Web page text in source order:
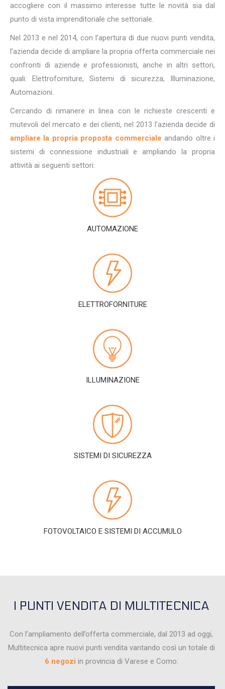
accogliere con il massimo interesse tutte le novità sia dal
punto di vista imprenditoriale che settoriale.
Nel 2013 e nel 2014, con l’apertura di due nuovi punti vendita,
l’azienda decide di ampliare la propria offerta commerciale nei
confronti di aziende e professionisti, anche in altri settori,
quali: Elettroforniture, Sistemi di sicurezza, Illuminazione,
Automazioni.
Cercando di rimanere in linea con le richieste crescenti e
mutevoli del mercato e dei clienti, nel 2013 l’azienda decide di
ampliare la propria proposta commerciale andando oltre i
sistemi di connessione industriali e ampliando la propria
attività ai seguenti settori:
AUTOMAZIONE
ELETTROFORNITURE
ILLUMINAZIONE
SISTEMI DI SICUREZZA
FOTOVOLTAICO E SISTEMI DI ACCUMULO
I PUNTI VENDITA DI MULTITECNICA
Con l’ampliamento dell’offerta commerciale, dal 2013 ad oggi,
Multitecnica apre nuovi punti vendita vantando così un totale di
6 negozi in provincia di Varese e Como: